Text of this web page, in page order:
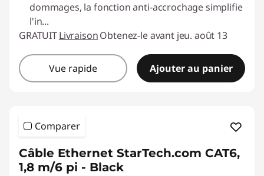
dommages, la fonction anti-accrochage simplifie
l'in...
GRATUITLivraisonObtenez-le avant jeu. août 13
Vue rapide Ajouter au panier
Comparer
Câble Ethernet StarTech.com CAT6,
1,8 m/6 pi - Black